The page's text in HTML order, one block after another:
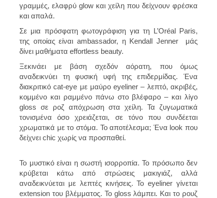
γραμμές, ελαφρύ glow και χείλη που δείχνουν φρέσκα
και απαλά.
Σε μια πρόσφατη φωτογράφιση για τη L’Oréal Paris,
της οποίας είναι ambassador, η Kendall Jenner μάς
δίνει μαθήματα effortless beauty.
Ξεκινάει με βάση σχεδόν αόρατη, που όμως
αναδεικνύει τη φυσική υφή της επιδερμίδας. Ένα
διακριτικό cat-eye με μαύρο eyeliner – λεπτό, ακριβές,
κομμένο και ραμμένο πάνω στο βλέφαρο – και λίγο
gloss σε ροζ απόχρωση στα χείλη. Τα ζυγωματικά
τονισμένα όσο χρειάζεται, σε τόνο που συνδέεται
χρωματικά με το στόμα. Το αποτέλεσμα; Ένα look που
δείχνει chic χωρίς να προσπαθεί.
Το μυστικό είναι η σωστή ισορροπία. Το πρόσωπο δεν
κρύβεται κάτω από στρώσεις μακιγιάζ, αλλά
αναδεικνύεται με λεπτές κινήσεις. Το eyeliner γίνεται
extension του βλέμματος. Το gloss λάμπει. Και το ρουζ